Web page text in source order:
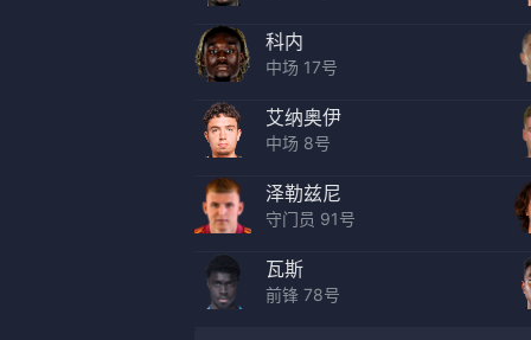
科内
中场 17号
艾纳奥伊
中场 8号
泽勒兹尼
守门员 91号
瓦斯
前锋 78号